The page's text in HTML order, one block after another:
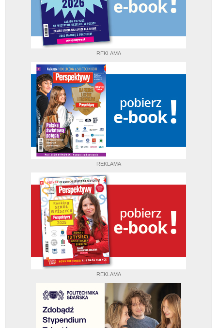
REKLAMA
REKLAMA
REKLAMA